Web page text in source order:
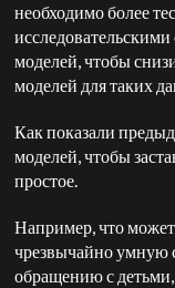
необходимо более
моделей, чтобы
моделей для таких
Как показали
моделей, чтобы
простое.
Например, что может
чрезвычайно умную
обращению с